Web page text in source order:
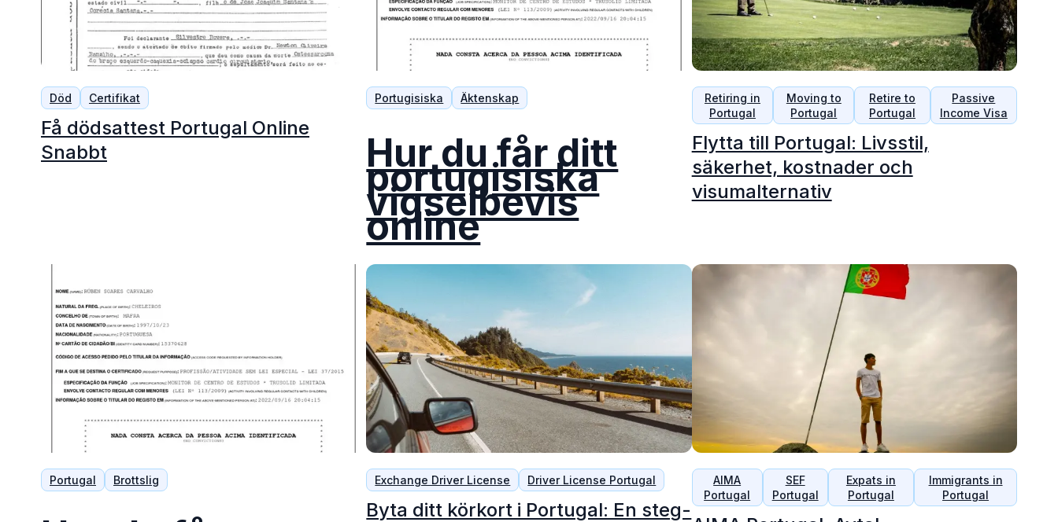
Död Certifikat
Få dödsattest Portugal Online
Snabbt
Portugisiska Äktenskap
Hur du får ditt
portugisiska
vigselbevis
online
Retiring in
Portugal
Moving to
Portugal
Retire to
Portugal
Passive
Income Visa
Flytta till Portugal: Livsstil,
säkerhet, kostnader och
visumalternativ
Portugal Brottslig Exchange Driver License Driver License Portugal
Byta ditt körkort i Portugal: En steg-
AIMA
Portugal
SEF
Portugal
Expats in
Portugal
Immigrants in
Portugal